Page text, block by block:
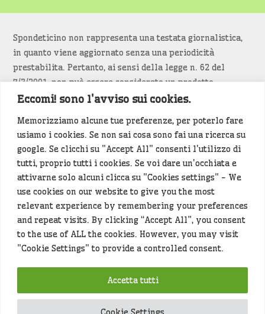
Eccomi! sono l'avviso sui cookies.
Memorizziamo alcune tue preferenze, per poterlo fare
usiamo i cookies. Se non sai cosa sono fai una ricerca su
google. Se clicchi su "Accept All" consenti l'utilizzo di
tutti, proprio tutti i cookies. Se voi dare un'occhiata e
attivarne solo alcuni clicca su "Cookies settings" - We
use cookies on our website to give you the most
relevant experience by remembering your preferences
and repeat visits. By clicking “Accept All”, you consent
to the use of ALL the cookies. However, you may visit
"Cookie Settings" to provide a controlled consent.
Accetta tutti
Spondeticino non rappresenta una testata giornalistica,
in quanto viene aggiornato senza una periodicità
prestabilita. Pertanto, ai sensi della legge n. 62 del
7/3/2001, non può essere considerato un prodotto
editoriale.
Siamo attenti a non violare copyright e diritti
d’immagine. Se un contenuto è di tua proprietà e vuoi
richiederne la rimozionediccelo(<- clicca per inviarci un
messaggio).
Alcuni articoli sono generati in bozza rielaborando, con
l'intelligenza artificiale generativa, contenuti
provenienti da fonti istituzionali e altri siti di interesse
locale. Prima della pubblicazioni l'articolo viene
controllato dalla redazione.
Hey che fine fanno i miei dati (privacy policy)